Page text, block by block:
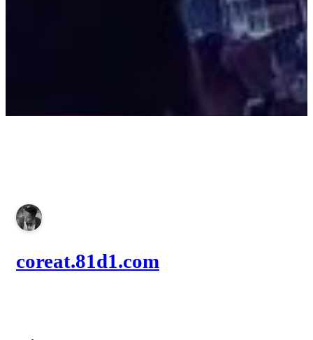
coreat.81d1.com